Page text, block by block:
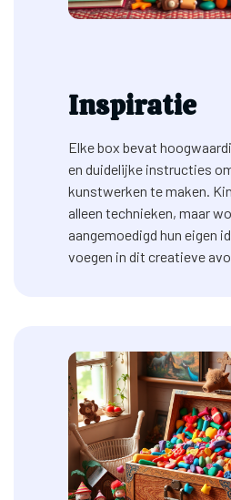
Inspiratie
Elke box bevat
en duidelijke instructies
kunstwerken te maken.
alleen technieken, maar
aangemoedigd hun eigen
voegen in dit creatieve